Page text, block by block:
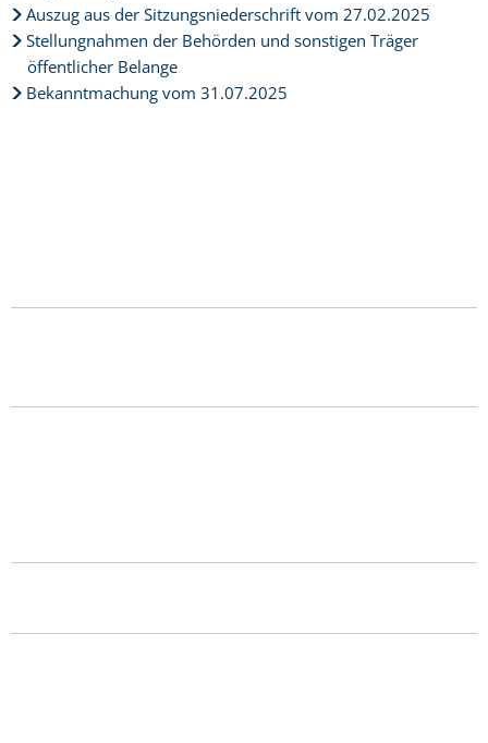
Auszug aus der Sitzungsniederschrift vom 27.02.2025
Stellungnahmen der Behörden und sonstigen Träger
öffentlicher Belange
Bekanntmachung vom 31.07.2025